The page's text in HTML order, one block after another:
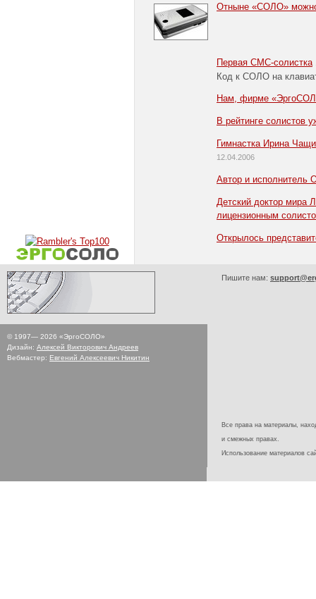
Отныне «СОЛО»
Первая СМС-солистка
Код к СОЛО на
Нам, фирме
В рейтинге солистов
Гимнастка Ирина
12.04.2006
Автор и исполнитель
Детский доктор мира
лицензионным
Открылось
© 1997— 2026 «ЭргоСОЛО»
Дизайн: Алексей Викторович Андреев
Вебмастер: Евгений Алексеевич Никитин
Пишите нам:
Все права на материалы,
и смежных правах.
Использование материалов